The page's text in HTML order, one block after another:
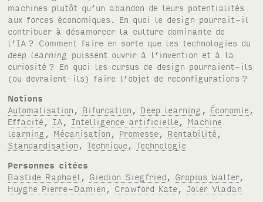
machines plutôt qu’un abandon de leurs potentialités
aux forces économiques. En quoi le design pourrait-il
contribuer à désamorcer la culture dominante de
l’IA ? Comment faire en sorte que les technologies du
deep learning puissent ouvrir à l’invention et à la
curiosité ? En quoi les cursus de design pourraient-ils
(ou devraient-ils) faire l’objet de reconfigurations ?
Notions
Automatisation , Bifurcation , Deep learning , Économie ,
Effacité , IA, Intelligence artificielle , Machine
learning , Mécanisation , Promesse , Rentabilité ,
Standardisation ,Technique ,Technologie
Personnes citées
Bastide Raphaël , Giedion Siegfried , Gropius Walter,
Huyghe Pierre-Damien , Crawford Kate , Joler Vladan